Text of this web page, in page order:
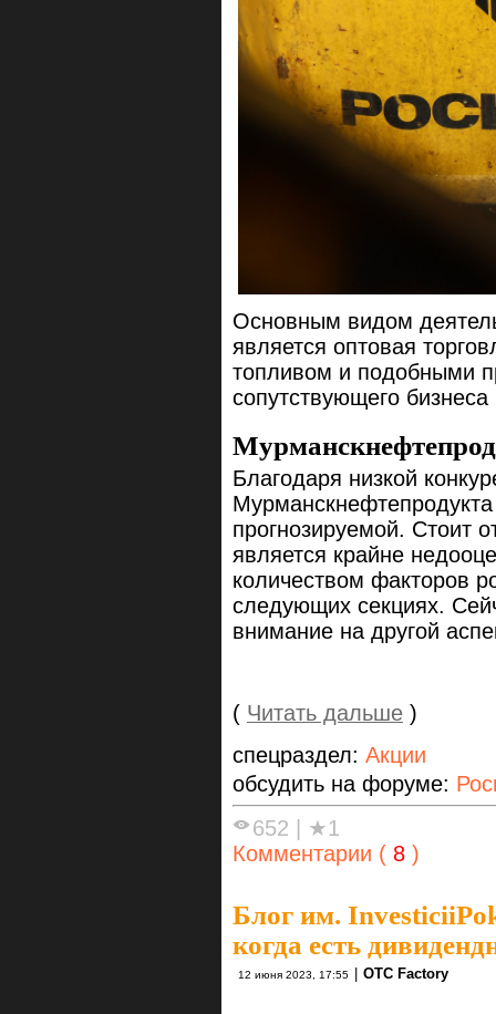
Основным видом
является оптовая
топливом и подобными
сопутствующего
Благодаря низкой
прогнозируемой. Стоит
является крайне
количеством факторов
следующих секциях.
внимание на другой
( Читать дальше )
спецраздел: Акции
обсудить на форуме:
652 | ★1
Комментарии ( 8 )
Блог им.
когда есть
12 июня 2023, 17:55 | OTC Factory